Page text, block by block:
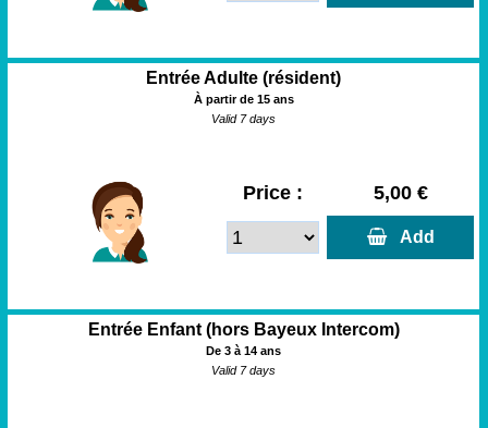
Entrée Adulte (résident)
À partir de 15 ans
Valid 7 days
Price : 5,00 €
Add
Entrée Enfant (hors Bayeux Intercom)
De 3 à 14 ans
Valid 7 days